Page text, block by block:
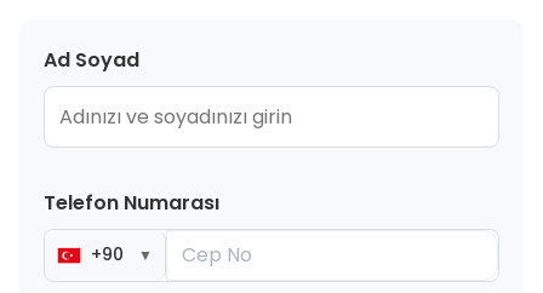
Ad Soyad
Telefon Numarası
+90 ▼